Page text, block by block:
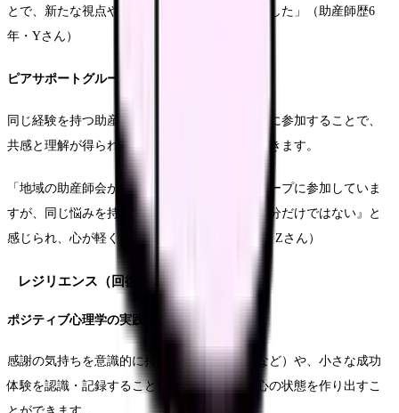
とで、新たな視点や対処法を得ることができました」（助産師歴6
年・Yさん）
ピアサポートグループへの参加
同じ経験を持つ助産師同士のサポートグループに参加することで、
共感と理解が得られ、孤立感を減らすことができます。
「地域の助産師会が開催するピアサポートグループに参加していま
すが、同じ悩みを持つ仲間と話すことで、『自分だけではない』と
感じられ、心が軽くなります」（助産師歴7年・Zさん）
レジリエンス（回復力）を高める方法
ポジティブ心理学の実践
感謝の気持ちを意識的に持つこと（感謝日記など）や、小さな成功
体験を認識・記録することで、ポジティブな心の状態を作り出すこ